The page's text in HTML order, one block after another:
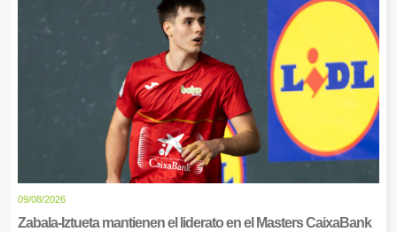
09/08/2026
Zabala-Iztueta mantienen el liderato en el Masters CaixaBank